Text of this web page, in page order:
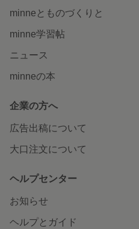
minneとものづくりと
minne学習帖
ニュース
minneの本
企業の方へ
広告出稿について
大口注文について
ヘルプセンター
お知らせ
ヘルプとガイド